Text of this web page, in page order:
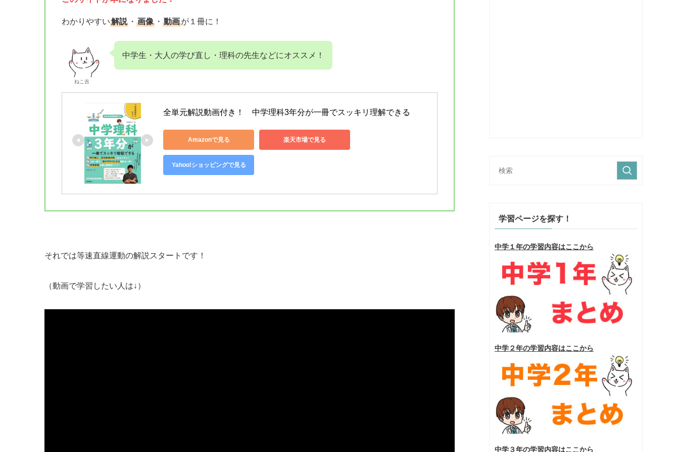
わかりやすい解説 ・ 画像 ・ 動画が１冊に！
ねこ吉
中学生・大人の学び直し・理科の先生などにオススメ！
全単元解説動画付き！　中学理科3年分が一冊でスッキリ理解できる
Amazonで見る 楽天市場で見る
Yahoo!ショッピングで見る
それでは等速直線運動の解説スタートです！
（動画で学習したい人は↓）
学習ページを探す！
中学１年の学習内容はここから
中学２年の学習内容はここから
中学３年の学習内容はここから